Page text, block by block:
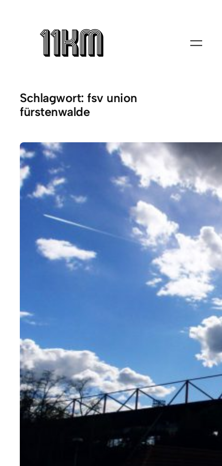
Schlagwort:fsv union
fürstenwalde